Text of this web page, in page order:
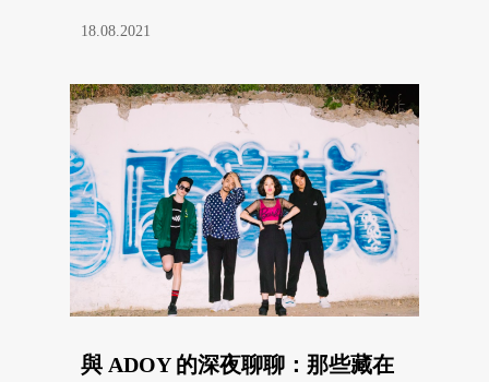
18.08.2021
與 ADOY 的深夜聊聊：那些藏在